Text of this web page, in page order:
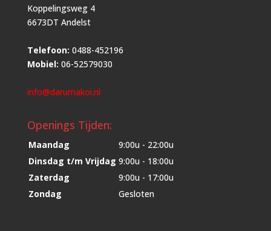
Koppelingsweg 4
6673DT Andelst
Telefoon: 0488-452196
Mobiel: 06-52579030
info@darumakoi.nl
Openings Tijden:
Maandag
9:00u - 22:00u
Dinsdag t/m Vrijdag 9:00u - 18:00u
Zaterdag
9:00u - 17:00u
Zondag
Gesloten